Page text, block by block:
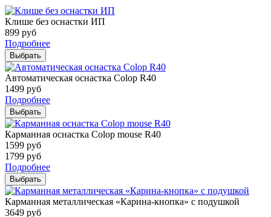
Клише без оснастки ИП
899 руб
Подробнее
Выбрать
Автоматическая оснастка Colop R40
1499 руб
Подробнее
Выбрать
Карманная оснастка Colop mouse R40
1599 руб
1799 руб
Подробнее
Выбрать
Карманная металлическая «Карина-кнопка» с подушкой
3649 руб